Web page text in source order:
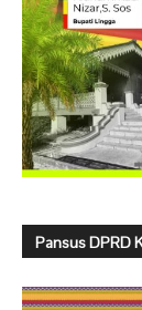
Pansus DPRD